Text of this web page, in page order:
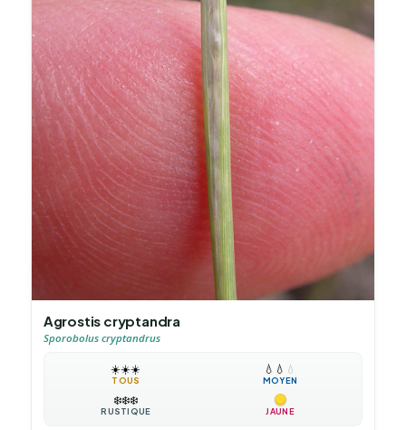
Agrostis cryptandra
Sporobolus cryptandrus
☀️☀️☀️
TOUS
💧 💧 💧
MOYEN
❄️❄️❄️
RUSTIQUE JAUNE